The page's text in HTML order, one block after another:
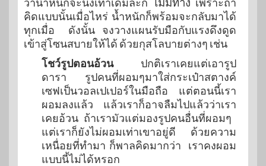
คิดแบบนั้นเมื่อไหร่ น้ำหนักก็พร้อมจะกลับมาได้
ทุกเมื่อ ดังนั้น จงวางแผนรับมือกับแรงดึงดูด
เข้าสู่โซนสบายให้ได้ ด้วยกุสโลบายต่างๆ เช่น
โชว์รูปตอนอ้วนปกติเราเคยแต่เอารูป
ดารา รูปคนที่ผอมๆมาใส่กระเป๋าสตางค์
เซฟเป็นวอลเปเปอร์ในมือถือ แต่ตอนนี้เรา
ผอมลงแล้ว แล้วเราก็อาจลืมไปแล้วว่าเรา
เคยอ้วน ถ้าเรามัวแต่มองรูปคนอื่นที่ผอมๆ
แต่เราก็ยังไม่ผอมเท่าเขาอยู่ดี ด้วยความ
เหนื่อยที่ทำมา ก็พาลคิดมากว่า เราคงผอม
แบบนี้ไม่ได้หรอก